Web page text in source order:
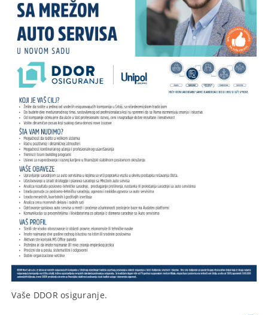
Vaše DDOR osiguranje.